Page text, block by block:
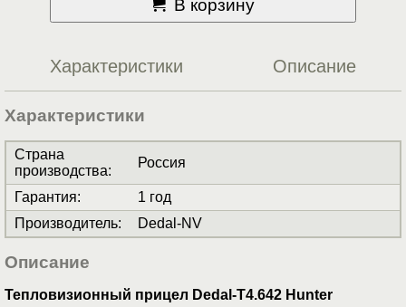
В корзину
Характеристики Описание
Характеристики
Страна
производства:
Россия
Гарантия:
1 год
Производитель: Dedal-NV
Описание
Тепловизионный прицел Dedal-T4.642 Hunter